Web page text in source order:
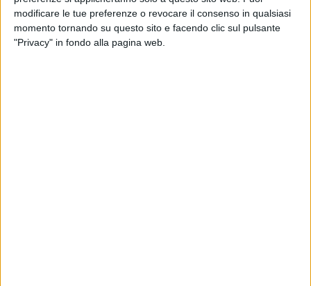
modificare le tue preferenze o revocare il consenso in qualsiasi
momento tornando su questo sito e facendo clic sul pulsante
"Privacy" in fondo alla pagina web.
C'è un filo rosso nella storia delle donne che attraversa i fatti
e che spesso rompe gli schemi e le convinzioni, per inseguire